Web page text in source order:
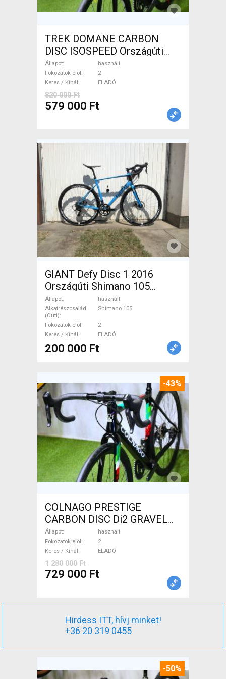
TREK DOMANE CARBON
DISC ISOSPEED Országúti
tárcsafék használt ELADÓ
Állapot
használt
Fokozatok elöl
2
Keres / Kínál
ELADÓ
820 000 Ft
579 000 Ft
GIANT Defy Disc 1 2016
Országúti Shimano 105
tárcsafék használt ELADÓ
Állapot
használt
Alkatrészcsalád
(Outi)
Shimano 105
Fokozatok elöl
2
Keres / Kínál
ELADÓ
200 000 Ft
-43%
COLNAGO PRESTIGE
CARBON DISC Di2 GRAVEL
Gravel / CX tárcsafék használt
ELADÓ
Állapot
használt
Fokozatok elöl
2
Keres / Kínál
ELADÓ
1 280 000 Ft
729 000 Ft
Hirdess ITT, hívj minket!
+36 20 319 0455
-50%